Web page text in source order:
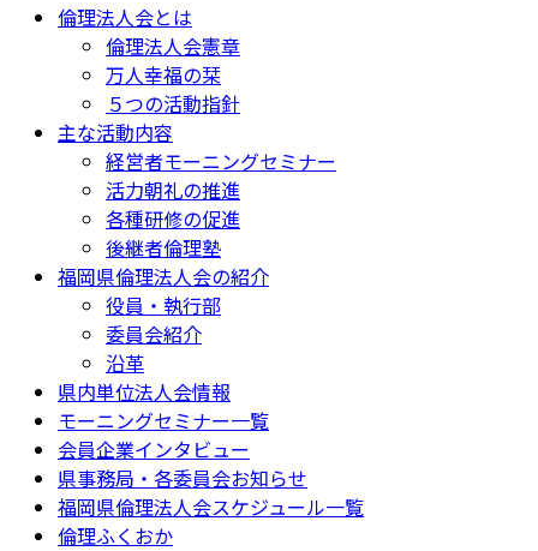
倫理法人会とは
倫理法人会憲章
万人幸福の栞
５つの活動指針
主な活動内容
経営者モーニングセミナー
活力朝礼の推進
各種研修の促進
後継者倫理塾
福岡県倫理法人会の紹介
役員・執行部
委員会紹介
沿革
県内単位法人会情報
モーニングセミナー一覧
会員企業インタビュー
県事務局・各委員会お知らせ
福岡県倫理法人会スケジュール一覧
倫理ふくおか